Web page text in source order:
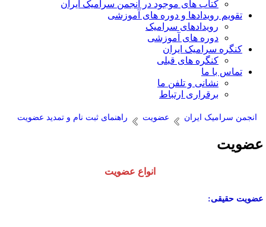
کتاب های موجود در انجمن سرامیک ایران
تقویم رویدادها و دوره های آموزشی
رویدادهای سرامیک
دوره های آموزشی
کنگره سرامیک ایران
کنگره های قبلی
تماس با ما
نشانی و تلفن ما
برقراری ارتباط
انجمن سرامیک ایران عضویت راهنمای ثبت نام و تمدید عضویت
نواع عضویت
حقیقی: